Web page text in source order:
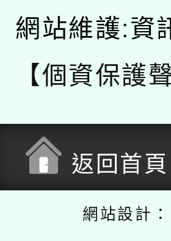
網站維護:資
【個資保護
返回首頁
網站設計